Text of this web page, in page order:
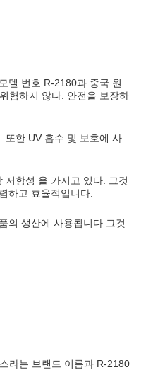
델 번호 R-2180과 중국 원
험하지 않다. 안전을 보장하
또한 UV 흡수 및 보호에 사
항성 을 가지고 있다. 그것
하고 효율적입니다.
의 생산에 사용됩니다.그것
라는 브랜드 이름과 R-2180